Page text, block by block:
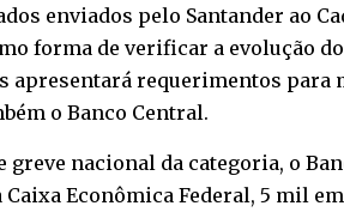
enviados pelo Santander ao
forma de verificar a evolução
apresentará requerimentos
o Banco Central.
nacional da categoria, o
Caixa Econômica Federal, 5 mil